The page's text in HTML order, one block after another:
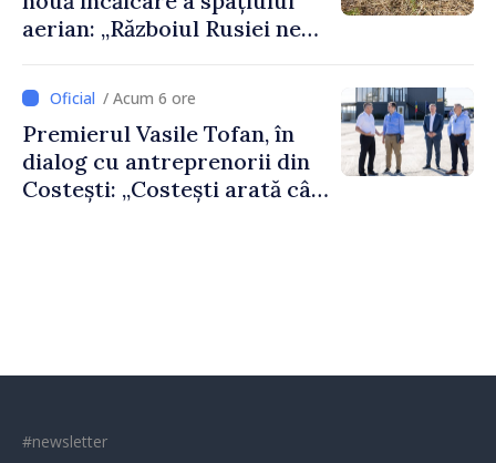
aerian: „Războiul Rusiei ne
/ Acum 6 ore
Premierul Vasile Tofan, în
dialog cu antreprenorii din
Costești: „Costești arată cât
#newsletter